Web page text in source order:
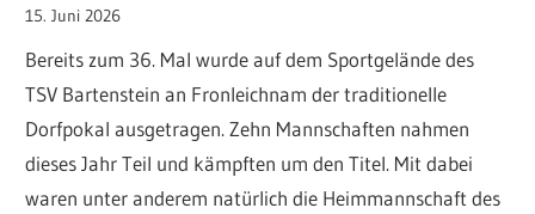
15. Juni 2026
Bereits zum 36. Mal wurde auf dem Sportgelände des
TSV Bartenstein an Fronleichnam der traditionelle
Dorfpokal ausgetragen. Zehn Mannschaften nahmen
dieses Jahr Teil und kämpften um den Titel. Mit dabei
waren unter anderem natürlich die Heimmannschaft des